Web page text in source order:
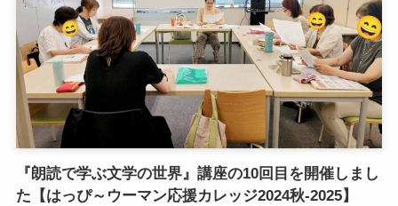
『朗読で学ぶ文学の世界』講座の10回目を開催しまし
た【はっぴ～ウーマン応援カレッジ2024秋-2025】